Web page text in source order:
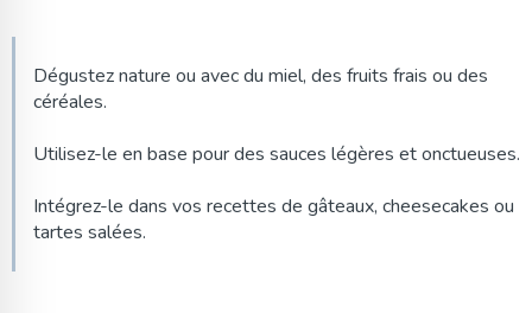
Dégustez nature ou avec du miel, des fruits frais ou des
céréales.
Utilisez-le en base pour des sauces légères et onctueuses.
Intégrez-le dans vos recettes de gâteaux, cheesecakes ou
tartes salées.